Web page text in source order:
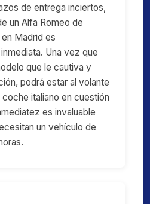
de entrega inciertos,
un Alfa Romeo de
Madrid es
Una vez que
que le cautiva y
podrá estar al volante
italiano en cuestión
es invaluable
un vehículo de